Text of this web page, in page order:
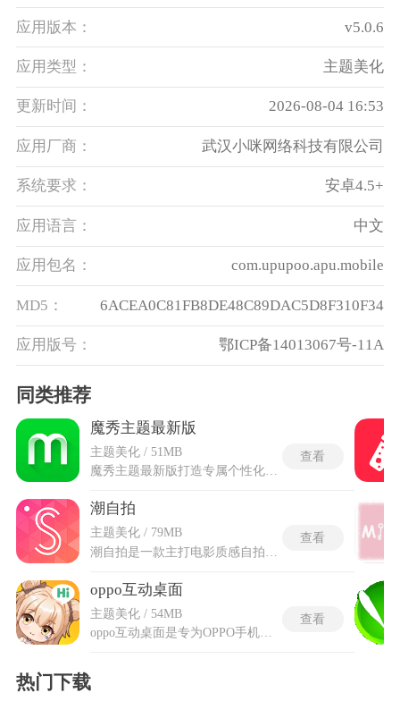
应用版本： ‌v5.0.6
应用类型： 主题美化
更新时间： 2026-08-04 16:53
应用厂商： 武汉小咪网络科技有限公司
系统要求： 安卓4.5+
应用语言： 中文
应用包名： com.upupoo.apu.mobile
MD5： 6ACEA0C81FB8DE48C89DAC5D8F310F34
应用版号： 鄂ICP备14013067号-11A
同类推荐
魔秀主题最新版
主题美化 / 51MB
魔秀主题最新版打造专属个性化桌面视觉样式，汇聚多元风格的主题套装、静态动态壁纸以及锁屏样式资源。囊括动漫、潮流等多种风格分类，每类素材都经过精细筛选，画面质感细腻耐看。搭载专属编辑模块，支持自行搭配图标样式、桌面组件与背景画面，自由组合出独有的桌面风格。魔秀主题最新版修复过往出现的显示异常问题，同时扩充主题、壁纸及特效素材库，还微调内部功能排布，适配当下各类机型显示适配需求，带来更贴合日常使用的美化体验。
查看
潮自拍
主题美化 / 79MB
查看
oppo互动桌面
主题美化 / 54MB
oppo互动桌面是专为OPPO手机用户设计的个性化桌面应用，提供海量主题和壁纸资源，包括动态壁纸、二次元风格等，可自由选择和更换，打造独特手机界面。操作方面，支持多种手势如长按激活、双指缩放快速访问应用，同时语音指令控制手机功能简化日常使用。系统根据用户习惯推荐主题和壁纸，确保桌面高度个性化，并融入视频铃声、桌面挂件等元素，优化低功耗运行流畅，无需担心卡顿问题。oppo互动桌面精灵提供如卡卡西、龙女辰辰、白月魁等知名IP角色，通过喂养、聊天或角色表演进行互动，每次解锁屏幕时角色会跟随滑动转动，增加视觉趣味。
查看
热门下载